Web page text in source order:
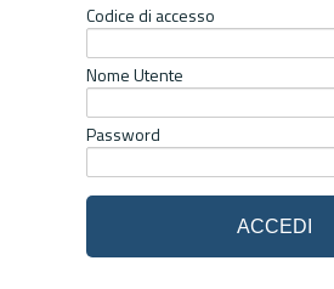
Codice di accesso
Nome Utente
Password